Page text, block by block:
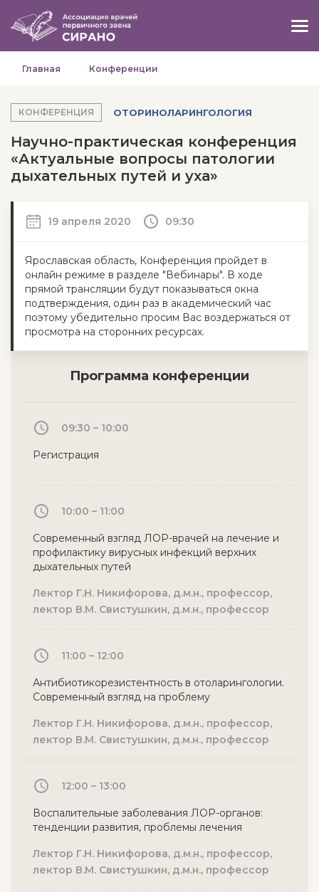
Главная Конференции
КОНФЕРЕНЦИЯ ОТОРИНОЛАРИНГОЛОГИЯ
Научно-практическая конференция
«Актуальные вопросы патологии
дыхательных путей и уха»
19 апреля 2020 09:30
Ярославская область, Конференция пройдет в
онлайн режиме в разделе "Вебинары". В ходе
прямой трансляции будут показываться окна
подтверждения, один раз в академический час
поэтому убедительно просим Вас воздержаться от
просмотра на сторонних ресурсах.
Программа конференции
09:30 – 10:00
Регистрация
10:00 – 11:00
Современный взгляд ЛОР-врачей на лечение и
профилактику вирусных инфекций верхних
дыхательных путей
Лектор Г.Н. Никифорова, д.м.н., профессор,
лектор В.М. Свистушкин, д.м.н., профессор
11:00 – 12:00
Антибиотикорезистентность в отоларингологии.
Современный взгляд на проблему
Лектор Г.Н. Никифорова, д.м.н., профессор,
лектор В.М. Свистушкин, д.м.н., профессор
12:00 – 13:00
Воспалительные заболевания ЛОР-органов:
тенденции развития, проблемы лечения
Лектор Г.Н. Никифорова, д.м.н., профессор,
лектор В.М. Свистушкин, д.м.н., профессор